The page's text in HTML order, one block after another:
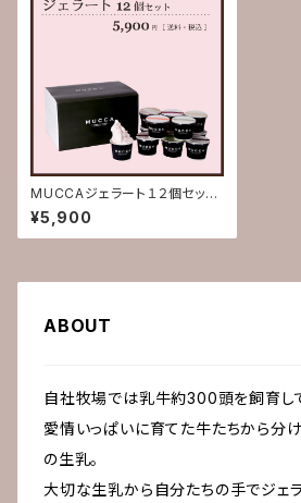
お返し】
MUCCAジェラート１２個セット
(送料込)【お歳暮 お中元 誕
生日お祝い 内祝い 出産祝
い 結婚祝い 記念日 賞品
¥5,900
ABOUT
自社牧場では乳牛約300頭を飼育して
愛情いっぱいに育てた牛たちから分
の生乳。
大切な生乳から自分たちの手でジェ